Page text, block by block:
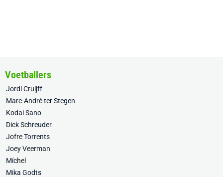
Voetballers
Jordi Cruijff
Marc-André ter Stegen
Kodai Sano
Dick Schreuder
Jofre Torrents
Joey Veerman
Míchel
Mika Godts